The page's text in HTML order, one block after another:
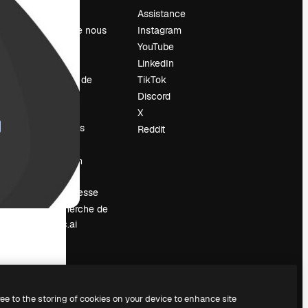
Prix
À propos de nous
Carrières
Tendances de
Événements
Vendre mon
Salle de presse
À la recherche de
magnific.ai
Assistance
Instagram
YouTube
LinkedIn
TikTok
Discord
X
Reddit
to the storing of cookies on your device to enhance site